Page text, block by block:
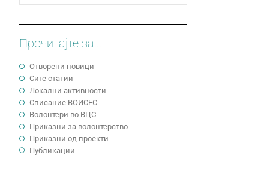
Прочитајте за...
Отворени повици
Сите статии
Локални активности
Cписание ВОИСЕС
Волонтери во ВЦС
Приказни за волонтерство
Приказни од проекти
Публикации